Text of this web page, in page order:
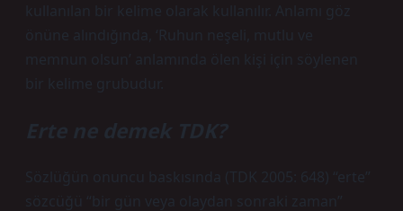
kullanılan bir kelime olarak kullanılır. Anlamı göz
önüne alındığında, ‘Ruhun neşeli, mutlu ve
memnun olsun’ anlamında ölen kişi için söylenen
bir kelime grubudur.
Erte ne demek TDK?
Sözlüğün onuncu baskısında (TDK 2005: 648) “erte”
sözcüğü “bir gün veya olaydan sonraki zaman”